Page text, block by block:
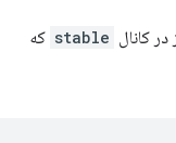
کانال stable که